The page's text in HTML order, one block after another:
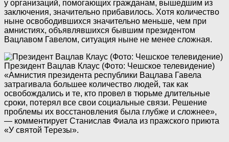
у организаций, помогающих гражданам, вышедшим из
заключения, значительно прибавилось. Хотя количество
ныне освободившихся значительно меньше, чем при
амнистиях, объявлявшихся бывшим президентом
Вацлавом Гавелом, ситуация ныне не менее сложная.
Президент Вацлав Клаус (Фото: Чешское телевидение)
«Амнистия президента республики Вацлава Гавела
затрагивала большее количество людей, так как
освобождались и те, кто провел в тюрьме длительные
сроки, потерял все свои социальные связи. Решение
проблемы их восстановления была глубже и сложнее»,
— комментирует Станислав Фиала из пражского приюта
«У святой Терезы».